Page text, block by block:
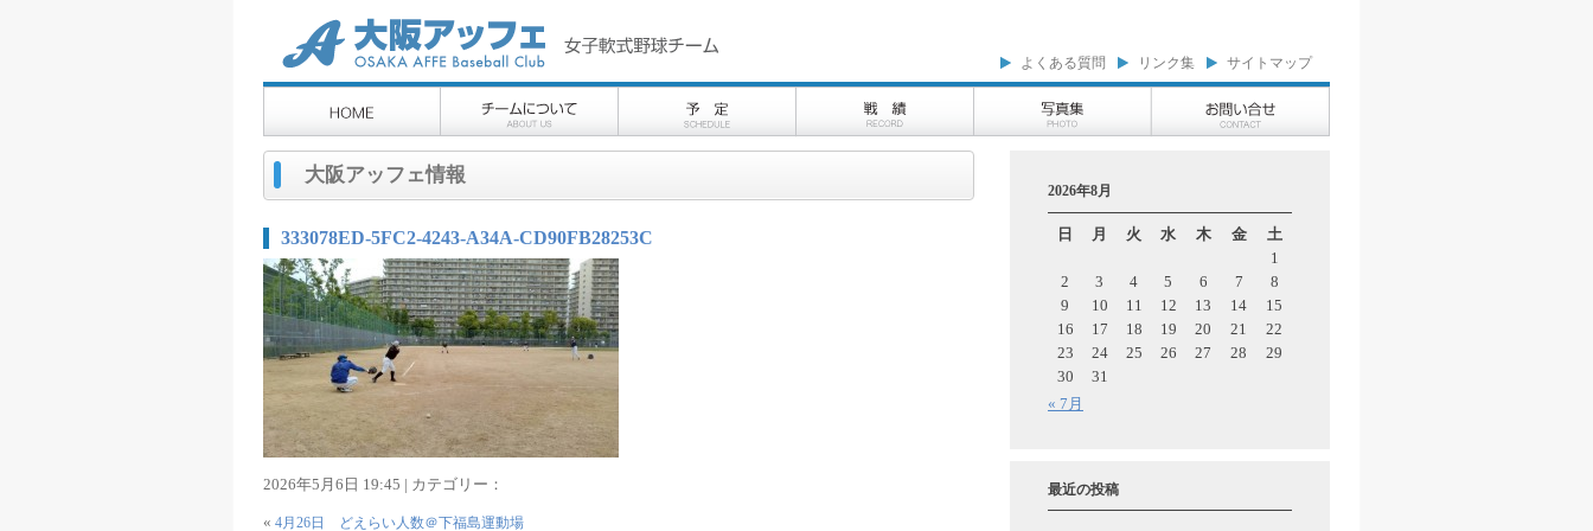
よくある質問 リンク集 サイトマップ
大阪アッフェ情報
333078ED-5FC2-4243-A34A-CD90FB28253C
2026年5月6日 19:45 | カテゴリー：
« 4月26日 どえらい人数＠下福島運動場
2026年8月
日 月 火 水 木 金 土
« 7月
1
2
3 4 5 6 7
8
9
10 11 12 13 14
15
16
17 18 19 20 21
22
23
24 25 26 27 28
29
30
31
最近の投稿